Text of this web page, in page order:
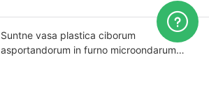
Suntne vasa plastica ciborum
asportandorum in furno microondarum